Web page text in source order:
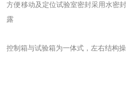
方便移动及定位试验室密封采用水密
露
控制箱与试验箱为一体式，左右结构